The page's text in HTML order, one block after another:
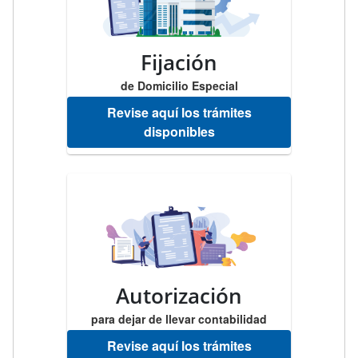
Fijación
de Domicilio Especial
Revise aquí los trámites
disponibles
Autorización
para dejar de llevar contabilidad
Revise aquí los trámites